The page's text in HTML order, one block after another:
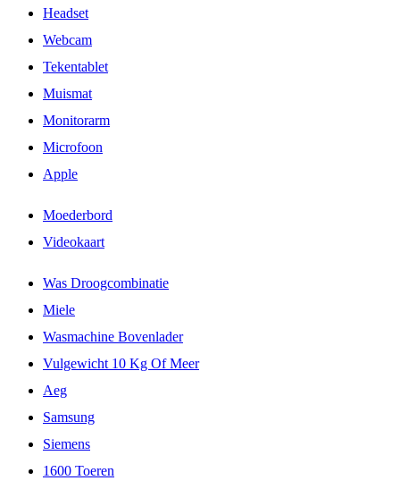
Headset
Webcam
Tekentablet
Muismat
Monitorarm
Microfoon
Apple
Moederbord
Videokaart
Was Droogcombinatie
Miele
Wasmachine Bovenlader
Vulgewicht 10 Kg Of Meer
Aeg
Samsung
Siemens
1600 Toeren